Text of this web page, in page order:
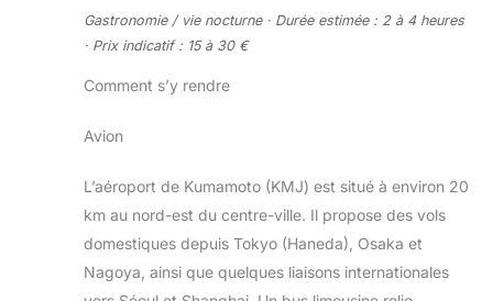
Gastronomie / vie nocturne · Durée estimée : 2 à 4 heures
· Prix indicatif : 15 à 30 €
Comment s’y rendre
Avion
L’aéroport de Kumamoto (KMJ) est situé à environ 20
km au nord-est du centre-ville. Il propose des vols
domestiques depuis Tokyo (Haneda), Osaka et
Nagoya, ainsi que quelques liaisons internationales